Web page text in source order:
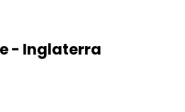
- Inglaterra